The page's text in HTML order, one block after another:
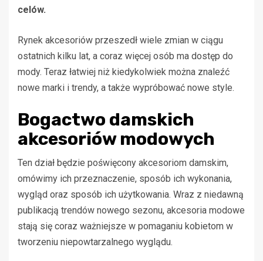
celów.
Rynek akcesoriów przeszedł wiele zmian w ciągu
ostatnich kilku lat, a coraz więcej osób ma dostęp do
mody. Teraz łatwiej niż kiedykolwiek można znaleźć
nowe marki i trendy, a także wypróbować nowe style.
Bogactwo damskich
akcesoriów modowych
Ten dział będzie poświęcony akcesoriom damskim,
omówimy ich przeznaczenie, sposób ich wykonania,
wygląd oraz sposób ich użytkowania. Wraz z niedawną
publikacją trendów nowego sezonu, akcesoria modowe
stają się coraz ważniejsze w pomaganiu kobietom w
tworzeniu niepowtarzalnego wyglądu.